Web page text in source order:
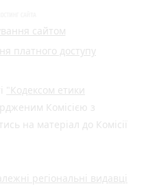
сайтом
платного доступу
"Кодексом етики
Комісією з
на матеріал до Комісії
регіональні видавці